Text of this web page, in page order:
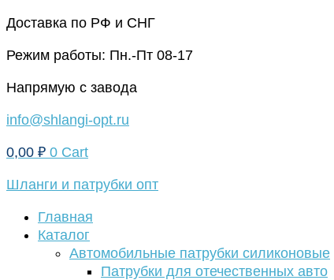
Перейти
содержимому
Доставка по РФ и СНГ
Режим работы: Пн.-Пт 08-17
Напрямую с завода
info@shlangi-opt.ru
0,00 ₽ 0 Cart
Шланги и патрубки опт
Главная
Каталог
Автомобильные патрубки силиконовые
Патрубки для отечественных авто